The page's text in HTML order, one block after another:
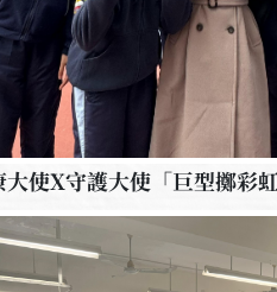
大使X守護大使「巨型擲彩